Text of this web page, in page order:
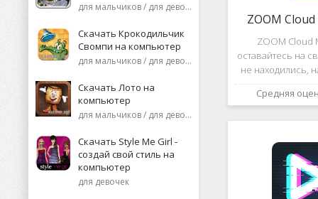
для мальчиков / для девочек
Скачать Крокодильчик
Свомпи на компьютер
для мальчиков / для девочек
Скачать Лото на
компьютер
для мальчиков / для девочек
Скачать Style Me Girl -
создай свой стиль на
компьютер
для девочек
ZOOM
ZOOM Cloud
оставайтесь на
не находились,
или
Средняя